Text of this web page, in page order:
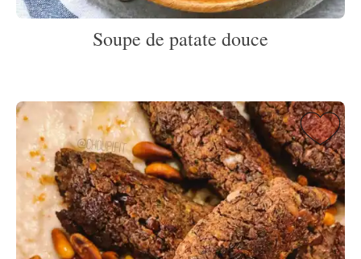
Soupe de patate douce